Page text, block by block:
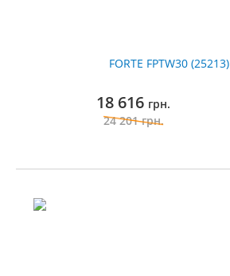
FORTE FPTW30 (25213)
18 616 грн.
24 201грн.